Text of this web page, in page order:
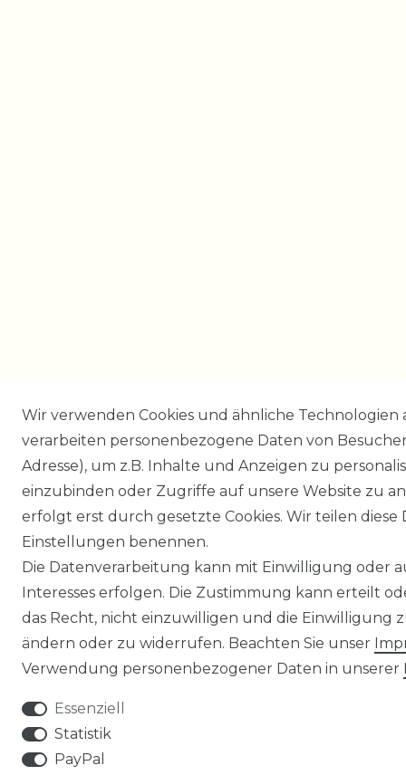
Wir verwenden Cookies und ähnliche
verarbeiten personenbezogene Daten von
Adresse), um z.B. Inhalte und Anzeigen zu
einzubinden oder Zugriffe auf unsere Website zu
erfolgt erst durch gesetzte Cookies. Wir teilen
Einstellungen benennen.
Die Datenverarbeitung kann mit Einwilligung oder
Interesses erfolgen. Die Zustimmung kann erteilt
das Recht, nicht einzuwilligen und die Einwilligung
ändern oder zu widerrufen. Beachten Sie unser
Verwendung personenbezogener Daten in unserer
Essenziell
Statistik
PayPal